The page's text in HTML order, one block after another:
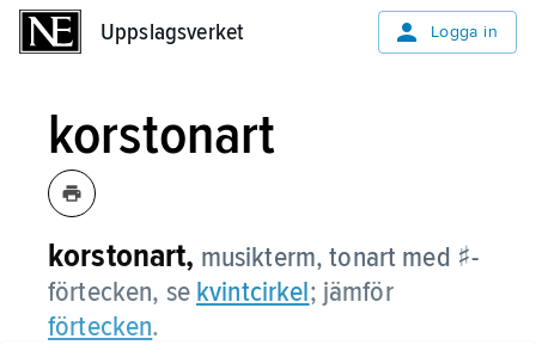
Uppslagsverket Logga in
korstonart
korstonart, musikterm, tonart med ♯-
förtecken, se kvintcirkel; jämför
förtecken.